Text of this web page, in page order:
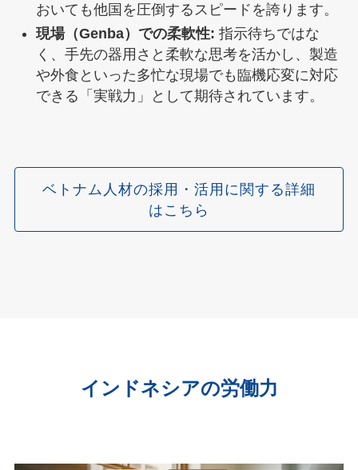
おいても他国を圧倒するスピードを誇ります。
現場（Genba）での柔軟性: 指示待ちではな
く、手先の器用さと柔軟な思考を活かし、製造
や外食といった多忙な現場でも臨機応変に対応
できる「実戦力」として期待されています。
ベトナム人材の採用・活用に関する詳細
はこちら
インドネシアの労働力